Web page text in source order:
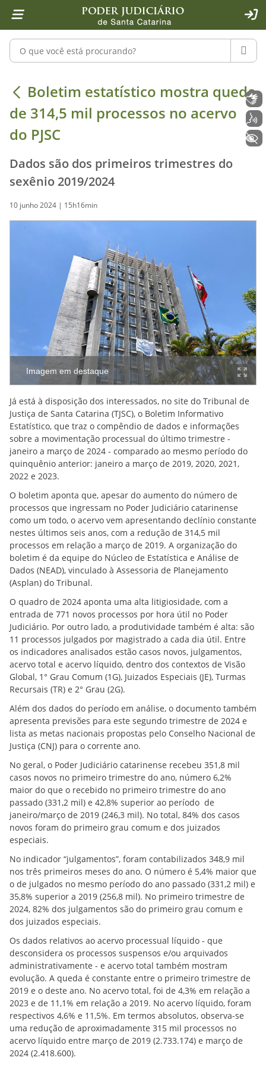
1 Ir para o conteúdo
2 Ir para a ferramenta de acessibilidade - Rybená
4 Ir para o menu principal
5 Ir para a pesquisa
6 Ir para o rodapé
7 Ir para a página inicial
Pesquisar no portal
Boletim estatístico mostra queda
Boletim estatístico mostra queda
de 314,5 mil processos no acervo
do PJSC
Dados são dos primeiros trimestres do
sexênio 2019/2024
10 junho 2024 | 15h16min
Imagem em destaque
Já está à disposição dos interessados, no site do Tribunal de
Justiça de Santa Catarina (TJSC), o Boletim Informativo
Estatístico, que traz o compêndio de dados e informações
sobre a movimentação processual do último trimestre -
janeiro a março de 2024 - comparado ao mesmo período do
quinquênio anterior: janeiro a março de 2019, 2020, 2021,
2022 e 2023.
O boletim aponta que, apesar do aumento do número de
processos que ingressam no Poder Judiciário catarinense
como um todo, o acervo vem apresentando declínio constante
nestes últimos seis anos, com a redução de 314,5 mil
processos em relação a março de 2019. A organização do
boletim é da equipe do Núcleo de Estatística e Análise de
Dados (NEAD), vinculado à Assessoria de Planejamento
(Asplan) do Tribunal.
O quadro de 2024 aponta uma alta litigiosidade, com a
entrada de 771 novos processos por hora útil no Poder
Judiciário. Por outro lado, a produtividade também é alta: são
11 processos julgados por magistrado a cada dia útil. Entre
os indicadores analisados estão casos novos, julgamentos,
acervo total e acervo líquido, dentro dos contextos de Visão
Global, 1° Grau Comum (1G), Juizados Especiais (JE), Turmas
Recursais (TR) e 2° Grau (2G).
Além dos dados do período em análise, o documento também
apresenta previsões para este segundo trimestre de 2024 e
lista as metas nacionais propostas pelo Conselho Nacional de
Justiça (CNJ) para o corrente ano.
No geral, o Poder Judiciário catarinense recebeu 351,8 mil
casos novos no primeiro trimestre do ano, número 6,2%
maior do que o recebido no primeiro trimestre do ano
passado (331,2 mil) e 42,8% superior ao período de
janeiro/março de 2019 (246,3 mil). No total, 84% dos casos
novos foram do primeiro grau comum e dos juizados
especiais.
No indicador “julgamentos”, foram contabilizados 348,9 mil
nos três primeiros meses do ano. O número é 5,4% maior que
o de julgados no mesmo período do ano passado (331,2 mil) e
35,8% superior a 2019 (256,8 mil). No primeiro trimestre de
2024, 82% dos julgamentos são do primeiro grau comum e
dos juizados especiais.
Os dados relativos ao acervo processual líquido - que
desconsidera os processos suspensos e/ou arquivados
administrativamente - e acervo total também mostram
evolução. A queda é constante entre o primeiro trimestre de
2019 e o deste ano. No acervo total, foi de 4,3% em relação a
2023 e de 11,1% em relação a 2019. No acervo líquido, foram
respectivos 4,6% e 11,5%. Em termos absolutos, observa-se
uma redução de aproximadamente 315 mil processos no
acervo líquido entre março de 2019 (2.733.174) e março de
2024 (2.418.600).
Libras
Voz